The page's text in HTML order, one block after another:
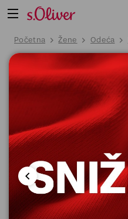
Početna Žene Odeća